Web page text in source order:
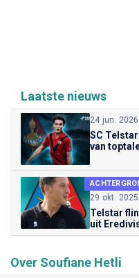
Laatste nieuws
24 jun. 2026
SC
van
29 okt. 2025
Telstar
uit
Over Soufiane Hetli